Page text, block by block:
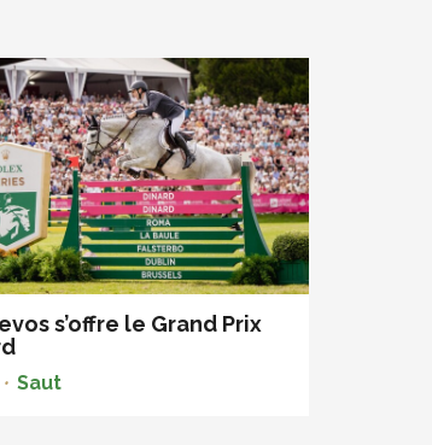
s’offre le Grand Prix
• Saut